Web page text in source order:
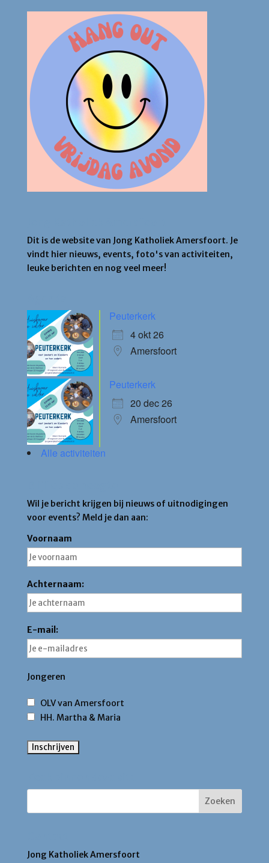
Dit is de website van Jong Katholiek Amersfoort. Je
vindt hier nieuws, events, foto's van activiteiten,
leuke berichten en nog veel meer!
Peuterkerk
4 okt 26
Amersfoort
Peuterkerk
20 dec 26
Amersfoort
Alle activiteiten
Wil je bericht krijgen bij nieuws of uitnodigingen
voor events? Meld je dan aan:
Voornaam
Achternaam:
E-mail:
Jongeren
OLV van Amersfoort
HH. Martha & Maria
Jong Katholiek Amersfoort